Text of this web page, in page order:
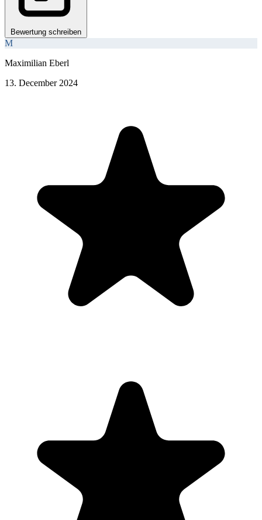
Bewertung schreiben
M
Maximilian Eberl
13. December 2024